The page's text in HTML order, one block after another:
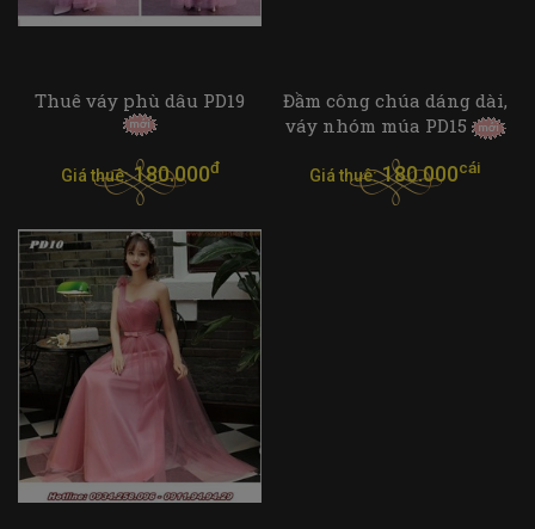
Thuê váy phù dâu PD19
Giá thuê:180.000đ
Đầm công chúa dáng dài,
váy nhóm múa PD15
Giá thuê:180.000cái